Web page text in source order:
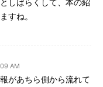
しばらくして、本の紹
すね。
AM
があちら側から流れて